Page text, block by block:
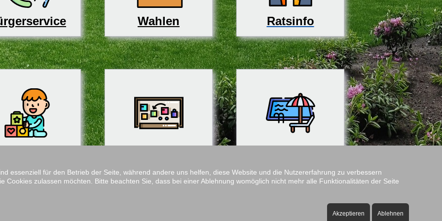
Wahlen Ratsinfo
essenziell für den Betrieb der Seite, während andere uns helfen, diese Website und die Nutzererfahrung zu verbessern
Cookies zulassen möchten. Bitte beachten Sie, dass bei einer Ablehnung womöglich nicht mehr alle Funktionalitäten der Seite
Akzeptieren Ablehnen